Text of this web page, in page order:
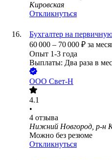
Кировская
Откликнуться
Бухгалтер на
60 000 – 70 000 ₽ за
Опыт 1-3 года
Выплаты: Два раза в
ООО Свет-Н
4.1
•
4 отзыва
Нижний Новгород, р-н
Можно без резюме
Откликнуться